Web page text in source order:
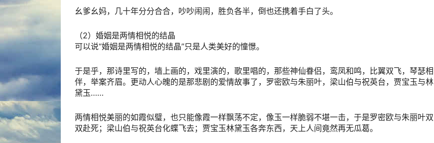
幺爹幺妈，几十年分分合合，吵吵闹闹，胜负各半，倒也还携着手白了头。
（2）婚姻是两情相悦的结晶
可以说“婚姻是两情相悦的结晶”只是人类美好的憧憬。
于是乎，那诗里写的，墙上画的，戏里演的，歌里唱的，那些神仙眷侣，鸾凤和鸣，比翼双飞，琴瑟相
伴，举案齐眉。更动人心魄的是那悲剧的爱情故事了，罗密欧与朱丽叶，梁山伯与祝英台，贾宝玉与林
黛玉……
两情相悦美丽的如霞似璧，也只能像霞一样飘荡不定，像玉一样脆弱不堪一击，于是罗密欧与朱丽叶双
双赴死；梁山伯与祝英台化蝶飞去；贾宝玉林黛玉各奔东西，天上人间竟然再无瓜葛。